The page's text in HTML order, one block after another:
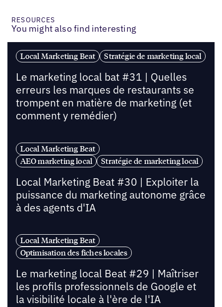
RESOURCES
You might also find interesting
Local Marketing Beat Stratégie de marketing local
Le marketing local bat #31 | Quelles
erreurs les marques de restaurants se
trompent en matière de marketing (et
comment y remédier)
Local Marketing Beat
AEO marketing local
Stratégie de marketing local
Local Marketing Beat #30 | Exploiter la
puissance du marketing autonome grâce
à des agents d'IA
Local Marketing Beat
Optimisation des fiches locales
Le marketing local Beat #29 | Maîtriser
les profils professionnels de Google et
la visibilité locale à l'ère de l'IA